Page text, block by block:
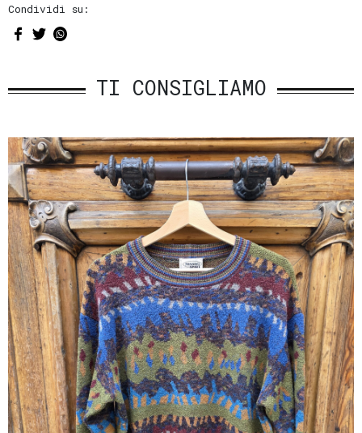
Condividi su:
TI CONSIGLIAMO